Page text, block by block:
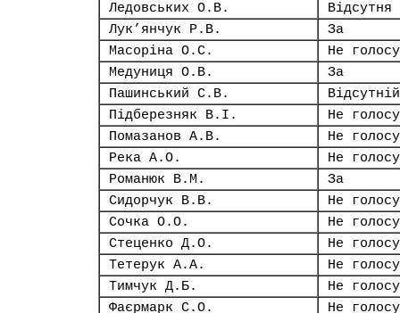
Ледовських О.В.
Відсутня
Лук’янчук Р.В.
За
Масоріна О.С.
Не
Медуниця О.В.
За
Пашинський С.В.
Відсутній
Підберезняк В.І.
Не
Помазанов А.В.
Не
Река А.О.
Не
Романюк В.М.
За
Сидорчук В.В.
Не
Сочка О.О.
Не
Стеценко Д.О.
Не
Тетерук А.А.
Не
Тимчук Д.Б.
Не
Фаєрмарк С.О.
Не